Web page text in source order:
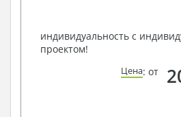
индивидуальность с
проектом!
Цена: от